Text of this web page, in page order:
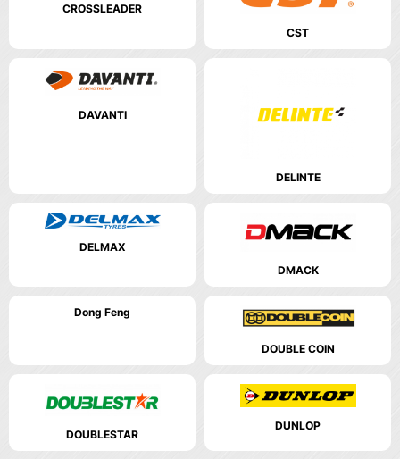
CROSSLEADER
CST
DAVANTI
DELINTE
DELMAX
DMACK
Dong Feng
DOUBLE COIN
DOUBLESTAR
DUNLOP